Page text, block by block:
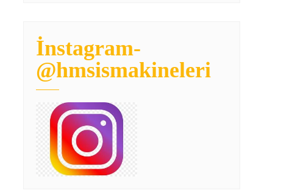
İnstagram-
@hmsismakineleri